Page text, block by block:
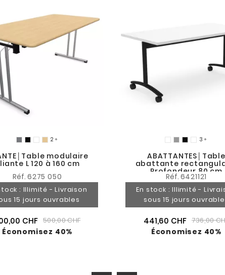

modulaire
L 120 à 160 cm
Réf. 6275 050
: Illimité - Livraison
15 jours ouvrables
CHF 500,00 CHF
Économisez 40%

ABATTANTES│Table
abattante
Profondeur 80 cm
Réf. 6421121
En stock : Illimité -
sous 15 jours
441,60 CHF 736,00
Économisez 40%